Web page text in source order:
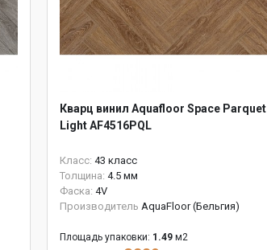
Кварц винил Aquafloor Space Parquet
Light AF4516PQL
Класс: 43 класс
Толщина: 4.5 мм
Фаска: 4V
Производитель AquaFloor (Бельгия)
Площадь упаковки: 1.49 м2